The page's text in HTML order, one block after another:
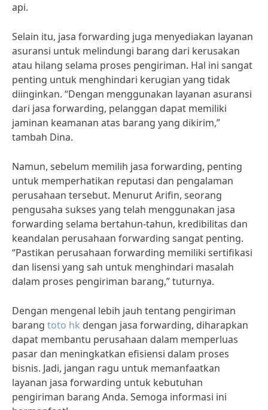
api.
Selain itu, jasa forwarding juga menyediakan layanan
asuransi untuk melindungi barang dari kerusakan
atau hilang selama proses pengiriman. Hal ini sangat
penting untuk menghindari kerugian yang tidak
diinginkan. “Dengan menggunakan layanan asuransi
dari jasa forwarding, pelanggan dapat memiliki
jaminan keamanan atas barang yang dikirim,”
tambah Dina.
Namun, sebelum memilih jasa forwarding, penting
untuk memperhatikan reputasi dan pengalaman
perusahaan tersebut. Menurut Arifin, seorang
pengusaha sukses yang telah menggunakan jasa
forwarding selama bertahun-tahun, kredibilitas dan
keandalan perusahaan forwarding sangat penting.
“Pastikan perusahaan forwarding memiliki sertifikasi
dan lisensi yang sah untuk menghindari masalah
dalam proses pengiriman barang,” tuturnya.
Dengan mengenal lebih jauh tentang pengiriman
barang toto hk dengan jasa forwarding, diharapkan
dapat membantu perusahaan dalam memperluas
pasar dan meningkatkan efisiensi dalam proses
bisnis. Jadi, jangan ragu untuk memanfaatkan
layanan jasa forwarding untuk kebutuhan
pengiriman barang Anda. Semoga informasi ini